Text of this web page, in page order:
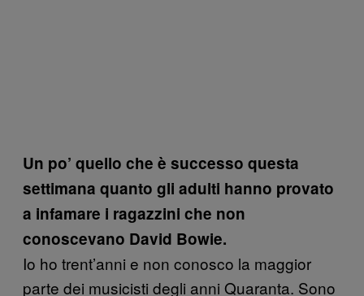
Un po’ quello che è successo questa
settimana quanto gli adulti hanno provato
a infamare i ragazzini che non
conoscevano David Bowie.
Io ho trent’anni e non conosco la maggior
parte dei musicisti degli anni Quaranta. Sono